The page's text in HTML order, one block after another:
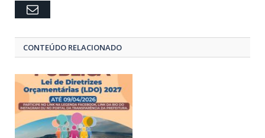
Email
CONTEÚDO RELACIONADO